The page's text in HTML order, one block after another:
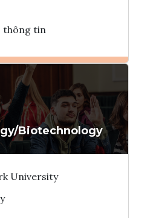
thông tin
Ghi danh
Tham vấn Interlink
Biotechnology
University